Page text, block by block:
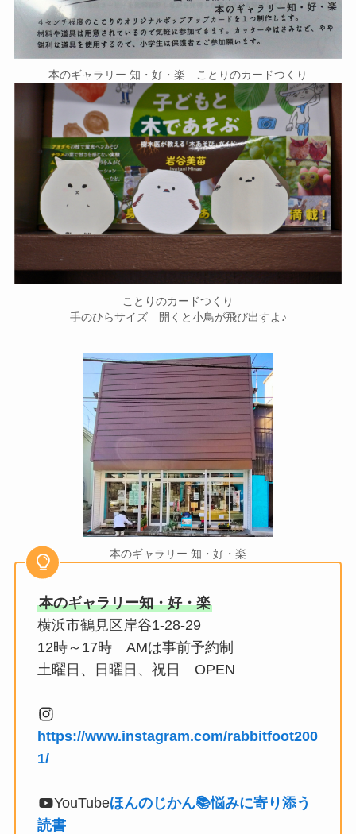
本のギャラリー 知・好・楽 ことりのカードつくり
ことりのカードつくり
手のひらサイズ 開くと小鳥が飛び出すよ♪
本のギャラリー 知・好・楽
本のギャラリー知・好・楽
横浜市鶴見区岸谷1-28-29
12時～17時 AMは事前予約制
土曜日、日曜日、祝日 OPEN
https://www.instagram.com/rabbitfoot200
1/
YouTubeほんのじかん📚悩みに寄り添う
読書